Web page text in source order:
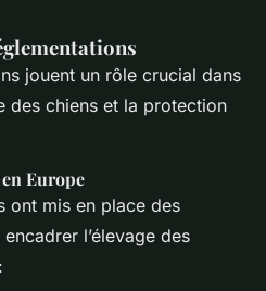
jouent un rôle crucial dans
des chiens et la protection
Europe
ont mis en place des
l’élevage des